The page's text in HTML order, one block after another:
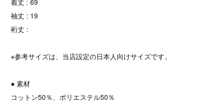
袖丈 : 19
裄丈 :
※参考サイズは、当店設定の日本人向けサイズです。
● 素材
コットン50％、ポリエステル50％